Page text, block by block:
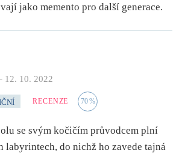
jako memento pro další generace.
12. 10. 2022
RECENZE 70%
se svým kočičím průvodcem plní
labyrintech, do nichž ho zavede tajná